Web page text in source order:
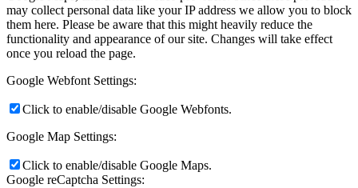
may collect personal data like your IP address we allow you to block
them here. Please be aware that this might heavily reduce the
functionality and appearance of our site. Changes will take effect
once you reload the page.
Google Webfont Settings:
Click to enable/disable Google Webfonts.
Google Map Settings:
Click to enable/disable Google Maps.
Google reCaptcha Settings: